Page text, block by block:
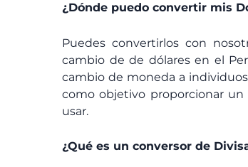
¿Dónde puedo convertir mis
Puedes convertirlos con
cambio de de dólares en el
cambio de moneda a
como objetivo proporcionar un
usar.
¿Qué es un conversor de